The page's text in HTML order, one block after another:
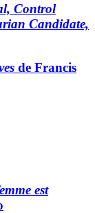
Control
Candidate,
de Francis
est